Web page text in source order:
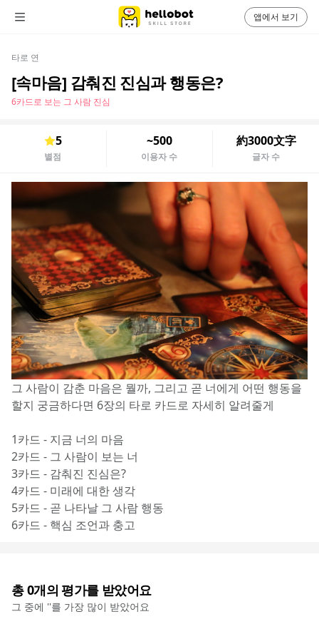
타로 연
[속마음] 감춰진 진심과 행동은?
6카드로 보는 그 사람 진심
5
별점
~500
이용자 수
約3000文字
글자 수
그 사람이 감춘 마음은 뭘까, 그리고 곧 너에게 어떤 행동을
할지 궁금하다면 6장의 타로 카드로 자세히 알려줄게
1카드 - 지금 너의 마음
2카드 - 그 사람이 보는 너
3카드 - 감춰진 진심은?
4카드 - 미래에 대한 생각
5카드 - 곧 나타날 그 사람 행동
6카드 - 핵심 조언과 충고
총0개의 평가를 받았어요
그 중에 ''를 가장 많이 받았어요
앱에서 보기